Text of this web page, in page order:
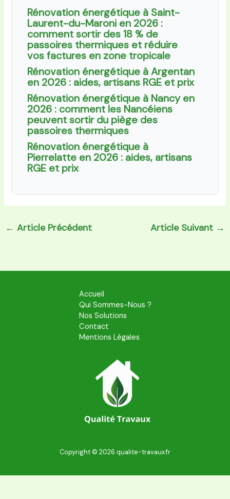
Rénovation énergétique à Saint-
Laurent-du-Maroni en 2026 :
comment sortir des 18 % de
passoires thermiques et réduire
vos factures en zone tropicale
Rénovation énergétique à Argentan
en 2026 : aides, artisans RGE et prix
Rénovation énergétique à Nancy en
2026 : comment les Nancéiens
peuvent sortir du piège des
passoires thermiques
Rénovation énergétique à
Pierrelatte en 2026 : aides, artisans
RGE et prix
← Article Précédent Article Suivant →
Accueil
Qui Sommes-Nous ?
Nos Solutions
Contact
Mentions Légales
Copyright © 2026 qualite-travaux.fr